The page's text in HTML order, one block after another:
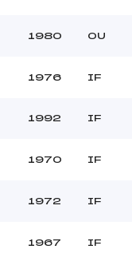
1980 OU
1976 IF
1992 IF
1970 IF
1972 IF
1967 IF